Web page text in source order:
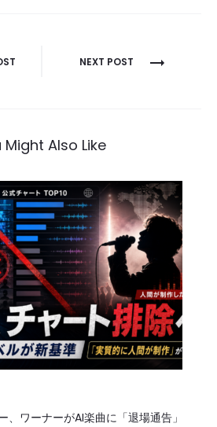
NEXT POST
Might Also Like
、ワーナーがAI楽曲に「退場通告」